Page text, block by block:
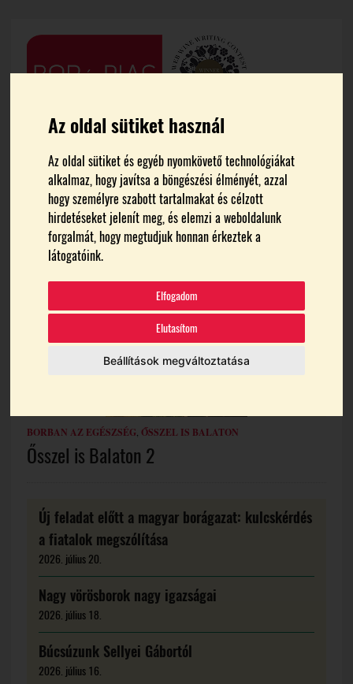
Az oldal sütiket használ
Az oldal sütiket és egyéb nyomkövető technológiákat
alkalmaz, hogy javítsa a böngészési élményét, azzal
hogy személyre szabott tartalmakat és célzott
hirdetéseket jelenít meg, és elemzi a weboldalunk
forgalmát, hogy megtudjuk honnan érkeztek a
látogatóink.
Elfogadom
Elutasítom
Beállítások megváltoztatása
FŐOLDAL VON BEŐTHY PINCE
von Beőthy Pince
BORBAN AZ EGÉSZSÉG ŐSSZEL IS BALATON
Ősszel is Balaton 2
Új feladat előtt a magyar borágazat: kulcskérdés
a fiatalok megszólítása
2026. július 20.
Nagy vörösborok nagy igazságai
2026. július 18.
Búcsúzunk Sellyei Gábortól
2026. július 16.